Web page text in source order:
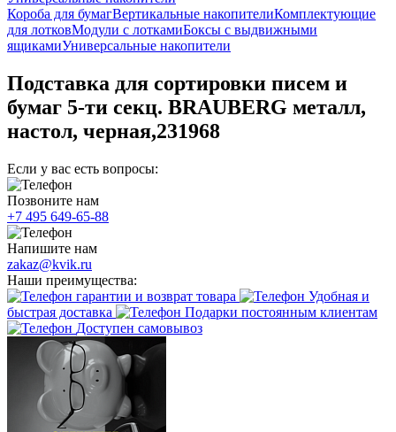
Короба для бумагВертикальные накопителиКомплектующие
для лотковМодули с лоткамиБоксы с выдвижными
ящикамиУниверсальные накопители
Подставка для сортировки писем и
бумаг 5-ти секц. BRAUBERG металл,
настол, черная,231968
Если у вас есть вопросы:
Позвоните нам
+7 495 649-65-88
Напишите нам
zakaz@kvik.ru
Наши преимущества:
гарантии и возврат товара
Удобная и
быстрая доставка
Подарки постоянным клиентам
Доступен самовывоз